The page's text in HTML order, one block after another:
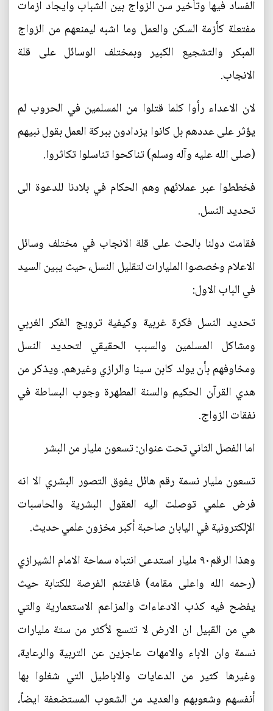
الفساد فيها وتأخير سن الزواج بين الشباب وايجاد ازمات
مفتعلة كأزمة السكن والعمل وما اشبه ليمنعهم من الزواج
المبكر والتشجيع الكبير وبمختلف الوسائل على قلة
الانجاب.
لان الاعداء رأوا كلما قتلوا من المسلمين في الحروب لم
يؤثر على عددهم بل كانوا يزدادون ببركة العمل بقول نبيهم
(صلى الله عليه وآله وسلم) تناكحوا تناسلوا تكاثروا.
فخططوا عبر عملائهم وهم الحكام في بلادنا للدعوة الى
تحديد النسل.
فقامت دولنا بالحث على قلة الانجاب في مختلف وسائل
الاعلام وخصصوا المليارات لتقليل النسل، حيث يبين السيد
في الباب الاول:
تحديد النسل فكرة غربية وكيفية ترويج الفكر الغربي
ومشاكل المسلمين والسبب الحقيقي لتحديد النسل
ومخاوفهم بأن يولد كابن سينا والرازي وغيرهم. ويذكر من
هدي القرآن الحكيم والسنة المطهرة وجوب البساطة في
نفقات الزواج.
اما الفصل الثاني تحت عنوان: تسعون مليار من البشر
تسعون مليار نسمة رقم هائل يفوق التصور البشري الا انه
فرض علمي توصلت اليه العقول البشرية والحاسبات
الإلكترونية في اليابان صاحبة أكبر مخزون علمي حديث.
وهذا الرقم٩٠ مليار استدعى انتباه سماحة الامام الشيرازي
(رحمه الله واعلى مقامه) فاغتنم الفرصة للكتابة حيث
يفضح فيه كذب الادعاءات والمزاعم الاستعمارية والتي
هي من القبيل ان الارض لا تتسع لأكثر من ستة مليارات
نسمة وان الاباء والامهات عاجزين عن التربية والرعاية،
وغيرها كثير من الدعايات والاباطيل التي شغلوا بها
أنفسهم وشعوبهم والعديد من الشعوب المستضعفة ايضاً،